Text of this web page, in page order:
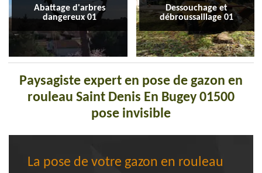
Abattage d'arbres
dangereux 01
Dessouchage et
débroussaillage 01
Paysagiste expert en pose de gazon en
rouleau Saint Denis En Bugey 01500
pose invisible
La pose de votre gazon en rouleau